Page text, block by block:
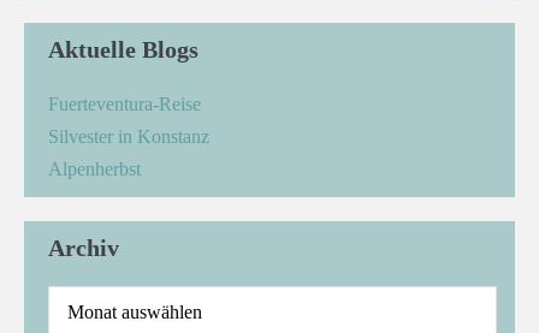
Aktuelle Blogs
Fuerteventura-Reise
Silvester in Konstanz
Alpenherbst
Archiv